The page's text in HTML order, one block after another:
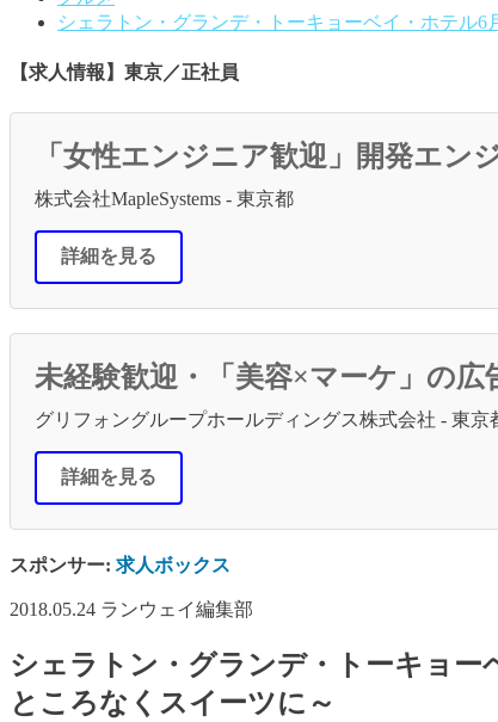
シェラトン・グランデ・トーキョーベイ・ホテル
【求人情報】東京／正社員
「女性エンジニア歓迎」開発エ
株式会社MapleSystems - 東京都
詳細を見る
未経験歓迎・「美容×マーケ」の
グリフォングループホールディングス株式会社 - 東京
詳細を見る
スポンサー: 求人ボックス
2018.05.24 ランウェイ編集部
シェラトン・グランデ・トーキョ
ところなくスイーツに～